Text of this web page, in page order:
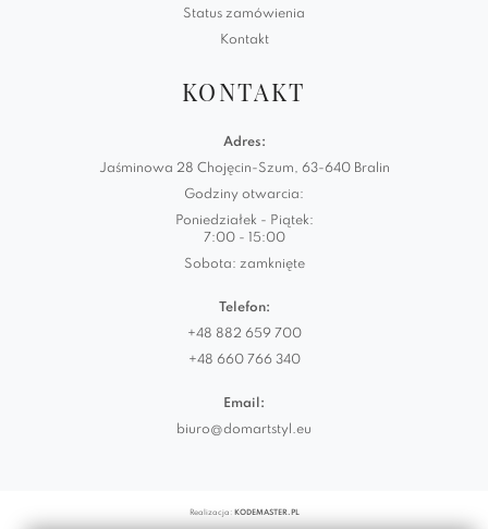
Status zamówienia
Kontakt
KONTAKT
Adres:
Jaśminowa 28 Chojęcin-Szum, 63-640 Bralin
Godziny otwarcia:
Poniedziałek - Piątek:
7:00 - 15:00
Sobota: zamknięte
Telefon:
+48 882 659 700
+48 660 766 340
Email:
biuro@domartstyl.eu
Realizacja: KODEMASTER.PL